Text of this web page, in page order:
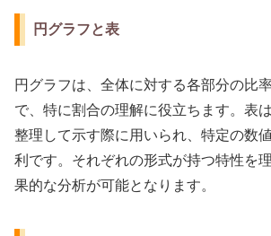
円グラフと表
円グラフは、全体に対する各部分の比
で、特に割合の理解に役立ちます。表
整理して示す際に用いられ、特定の数
利です。それぞれの形式が持つ特性を
果的な分析が可能となります。